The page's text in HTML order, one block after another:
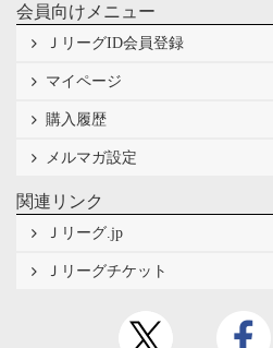
会員向けメニュー
ＪリーグID会員登録
マイページ
購入履歴
メルマガ設定
関連リンク
Ｊリーグ.jp
Ｊリーグチケット